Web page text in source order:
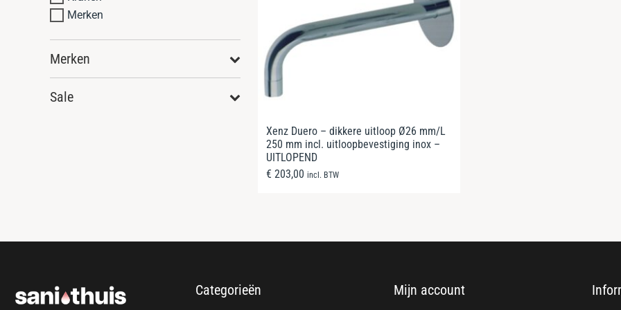
Merken
Merken
Sale
Xenz Duero – dikkere uitloop Ø26 mm/L
250 mm incl. uitloopbevestiging inox –
UITLOPEND
€ 203,00 incl. BTW
Categorieën Mijn account